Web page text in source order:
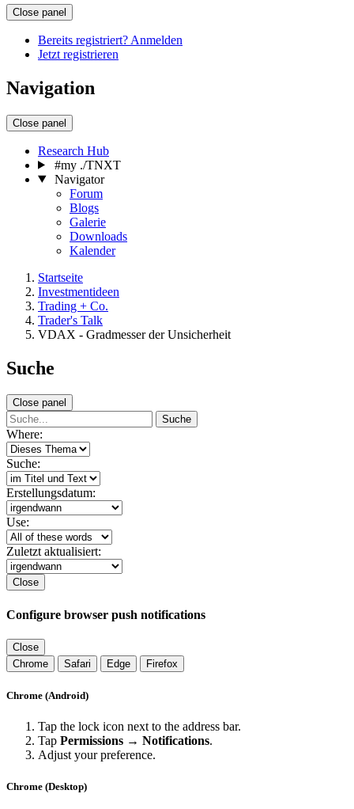
Close panel
Bereits registriert? Anmelden
Jetzt registrieren
Navigation
Close panel
Research Hub
#my ./TNXT
Navigator
Forum
Blogs
Galerie
Downloads
Kalender
Startseite
Investmentideen
Trading + Co.
Trader's Talk
VDAX - Gradmesser der Unsicherheit
Suche
Close panel
Suche
Where:
Suche:
Erstellungsdatum:
Use:
Zuletzt aktualisiert:
Close
Configure browser push notifications
Close
Chrome
Safari Edge Firefox
Chrome (Android)
Tap the lock icon next to the address bar.
Tap Permissions → Notifications.
Adjust your preference.
Chrome (Desktop)